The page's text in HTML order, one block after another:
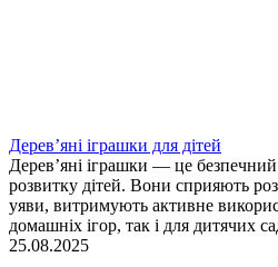
Дерев’яні іграшки для дітей
Дерев’яні іграшки — це
розвитку дітей. Вони сприяють
уяви, витримують активне
домашніх ігор, так і для дитячих
25.08.2025